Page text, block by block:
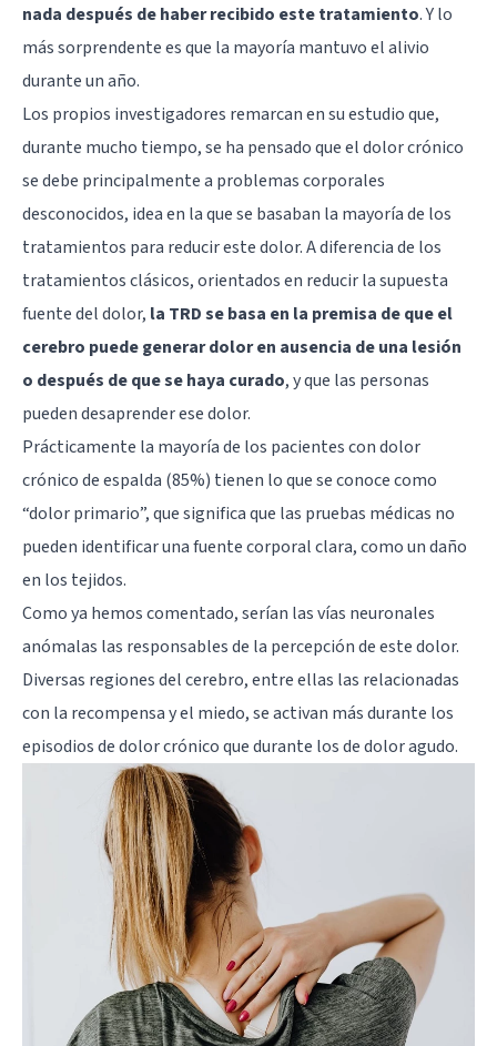
nada después de haber recibido este tratamiento. Y lo
más sorprendente es que la mayoría mantuvo el alivio
durante un año.
Los propios investigadores remarcan en su estudio que,
durante mucho tiempo, se ha pensado que el dolor crónico
se debe principalmente a problemas corporales
desconocidos, idea en la que se basaban la mayoría de los
tratamientos para reducir este dolor. A diferencia de los
tratamientos clásicos, orientados en reducir la supuesta
fuente del dolor, la TRD se basa en la premisa de que el
cerebro puede generar dolor en ausencia de una lesión
o después de que se haya curado, y que las personas
pueden desaprender ese dolor.
Prácticamente la mayoría de los pacientes con dolor
crónico de espalda (85%) tienen lo que se conoce como
“dolor primario”, que significa que las pruebas médicas no
pueden identificar una fuente corporal clara, como un daño
en los tejidos.
Como ya hemos comentado, serían las vías neuronales
anómalas las responsables de la percepción de este dolor.
Diversas regiones del cerebro, entre ellas las relacionadas
con la recompensa y el miedo, se activan más durante los
episodios de dolor crónico que durante los de dolor agudo.